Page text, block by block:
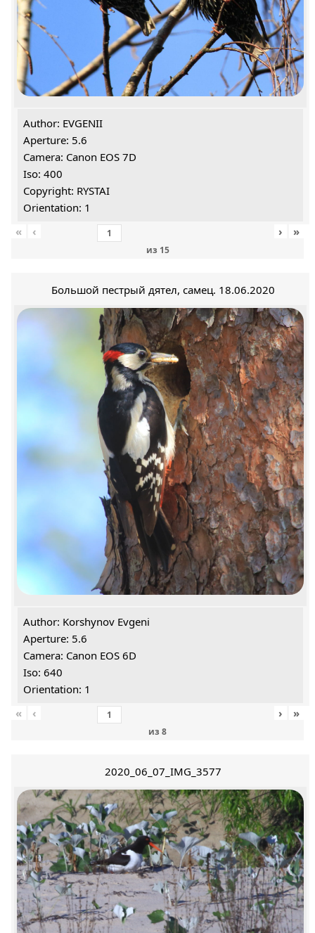
Author: EVGENII
Aperture: 5.6
Camera: Canon EOS 7D
Iso: 400
Copyright: RYSTAI
Orientation: 1
«
‹
из 15
› »
Большой пестрый дятел, самец. 18.06.2020
Author: Korshynov Evgeni
Aperture: 5.6
Camera: Canon EOS 6D
Iso: 640
Orientation: 1
«
‹
из 8
› »
2020_06_07_IMG_3577